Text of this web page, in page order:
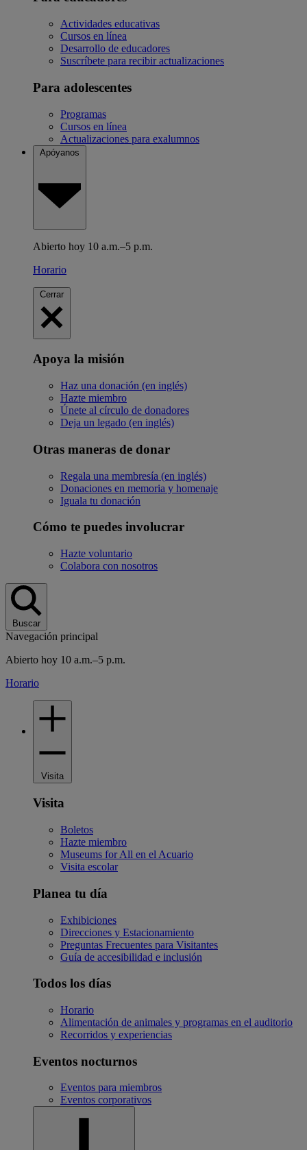
Actividades educativas
Cursos en línea
Desarrollo de educadores
Suscríbete para recibir actualizaciones
Para adolescentes
Programas
Cursos en línea
Actualizaciones para exalumnos
Apóyanos
Abierto hoy 10 a.m.–5 p.m.
Horario
Cerrar
Apoya la misión
Haz una donación (en inglés)
Hazte miembro
Únete al círculo de donadores
Deja un legado (en inglés)
Otras maneras de donar
Regala una membresía (en inglés)
Donaciones en memoria y homenaje
Iguala tu donación
Cómo te puedes involucrar
Hazte voluntario
Colabora con nosotros
Buscar
Navegación principal
Abierto hoy 10 a.m.–5 p.m.
Horario
Visita
Visita
Boletos
Hazte miembro
Museums for All en el Acuario
Visita escolar
Planea tu día
Exhibiciones
Direcciones y Estacionamiento
Preguntas Frecuentes para Visitantes
Guía de accesibilidad e inclusión
Todos los días
Horario
Alimentación de animales y programas en el auditorio
Recorridos y experiencias
Eventos nocturnos
Eventos para miembros
Eventos corporativos